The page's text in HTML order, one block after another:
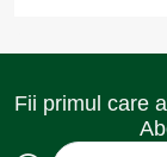
Fii primul care